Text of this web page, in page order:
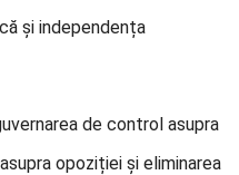
și independența
de control asupra
opoziției și eliminarea